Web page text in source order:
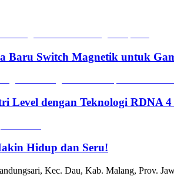
Baru Switch Magnetik untuk
Level dengan Teknologi RDNA
Hidup dan Seru!
Kec. Dau, Kab. Malang, Prov.